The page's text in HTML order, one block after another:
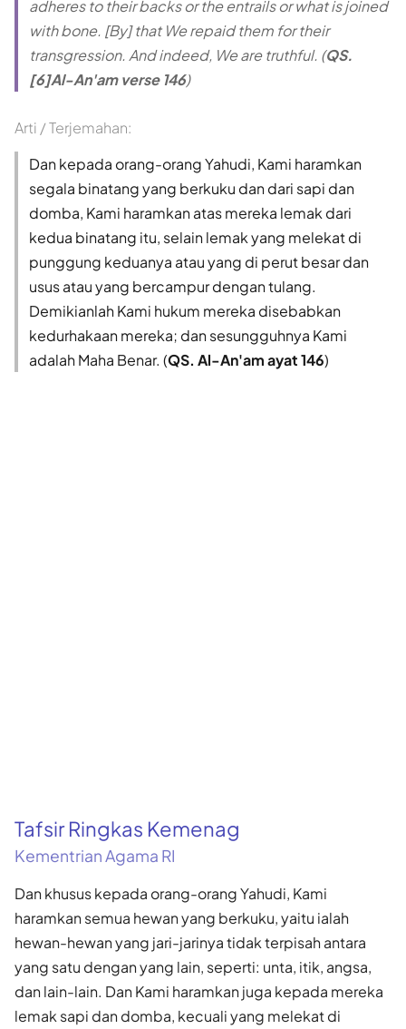
adheres to their backs or the entrails or what is joined
with bone. [By] that We repaid them for their
transgression. And indeed, We are truthful. (QS.
[6]Al-An'am verse 146)
Arti / Terjemahan:
Dan kepada orang-orang Yahudi, Kami haramkan
segala binatang yang berkuku dan dari sapi dan
domba, Kami haramkan atas mereka lemak dari
kedua binatang itu, selain lemak yang melekat di
punggung keduanya atau yang di perut besar dan
usus atau yang bercampur dengan tulang.
Demikianlah Kami hukum mereka disebabkan
kedurhakaan mereka; dan sesungguhnya Kami
adalah Maha Benar. (QS. Al-An'am ayat 146)
Tafsir Ringkas Kemenag
Kementrian Agama RI
Dan khusus kepada orang-orang Yahudi, Kami
haramkan semua hewan yang berkuku, yaitu ialah
hewan-hewan yang jari-jarinya tidak terpisah antara
yang satu dengan yang lain, seperti: unta, itik, angsa,
dan lain-lain. Dan Kami haramkan juga kepada mereka
lemak sapi dan domba, kecuali yang melekat di